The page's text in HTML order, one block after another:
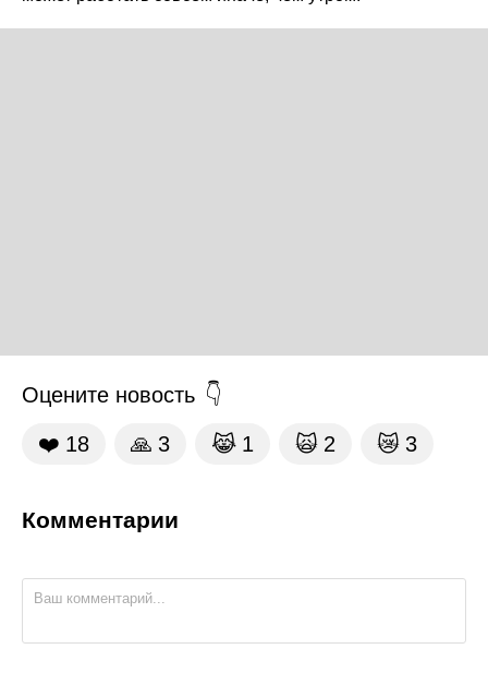
Оцените новость
❤️ 18 🙏 3 😹 1 🙀 2 😿 3
Комментарии